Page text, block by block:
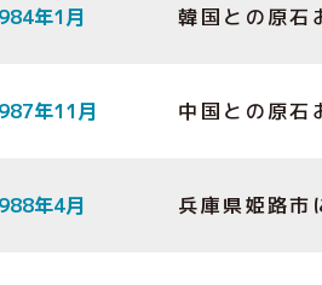
年1月 韓国との原石
年11月 中国との原石
年4月 兵庫県姫路市